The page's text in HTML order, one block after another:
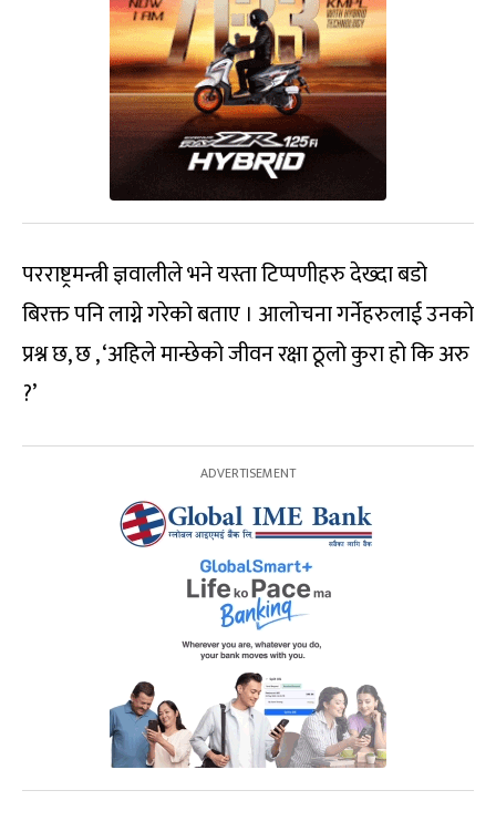
परराष्ट्रमन्त्री ज्ञवालीले भने यस्ता टिप्पणीहरु देख्दा बडो
बिरक्त पनि लाग्ने गरेको बताए । आलोचना गर्नेहरुलाई उनको
प्रश्न छ, छ , ‘अहिले मान्छेको जीवन रक्षा ठूलो कुरा हो कि अरु
?’